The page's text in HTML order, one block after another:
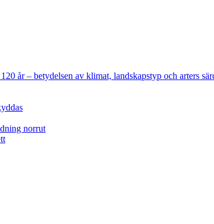
år– betydelsen av klimat, landskapstyp och arters
norrut